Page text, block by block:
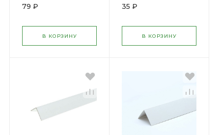
79 ₽
В КОРЗИНУ
35 ₽
В КОРЗИНУ